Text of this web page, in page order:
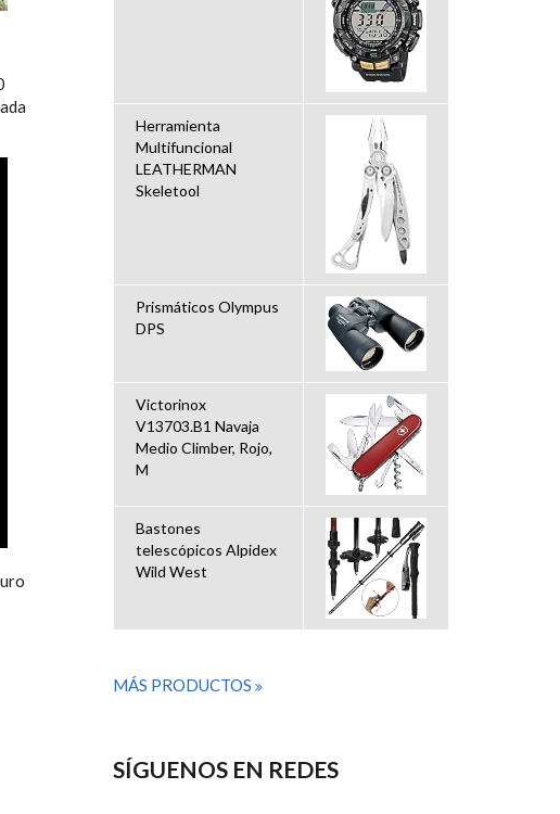
Herramienta
Multifuncional
LEATHERMAN
Skeletool
Prismáticos Olympus
DPS
Victorinox
V13703.B1 Navaja
Medio Climber, Rojo,
M
Bastones
telescópicos Alpidex
Wild West
MÁS PRODUCTOS
SÍGUENOS EN REDES